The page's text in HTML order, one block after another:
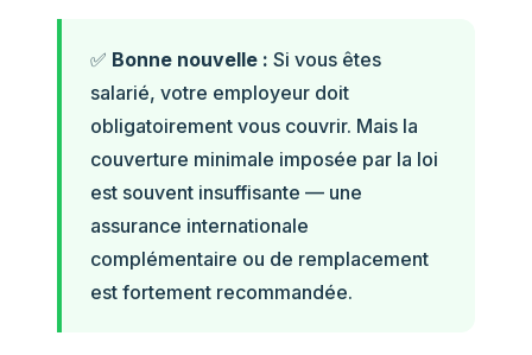
✅ Bonne nouvelle : Si vous êtes
salarié, votre employeur doit
obligatoirement vous couvrir. Mais la
couverture minimale imposée par la loi
est souvent insuffisante — une
assurance internationale
complémentaire ou de remplacement
est fortement recommandée.